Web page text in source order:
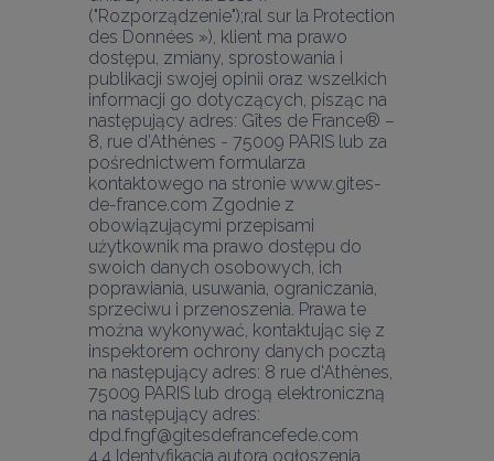
("Rozporządzenie");ral sur la Protection
des Données »), klient ma prawo
dostępu, zmiany, sprostowania i
publikacji swojej opinii oraz wszelkich
informacji go dotyczących, pisząc na
następujący adres: Gîtes de France® –
8, rue d’Athènes - 75009 PARIS lub za
pośrednictwem formularza
kontaktowego na stronie www.gites-
de-france.com Zgodnie z
obowiązującymi przepisami
użytkownik ma prawo dostępu do
swoich danych osobowych, ich
poprawiania, usuwania, ograniczania,
sprzeciwu i przenoszenia. Prawa te
można wykonywać, kontaktując się z
inspektorem ochrony danych pocztą
na następujący adres: 8 rue d'Athènes,
75009 PARIS lub drogą elektroniczną
na następujący adres:
dpd.fngf@gitesdefrancefede.com
4.4 Identyfikacja autora ogłoszenia